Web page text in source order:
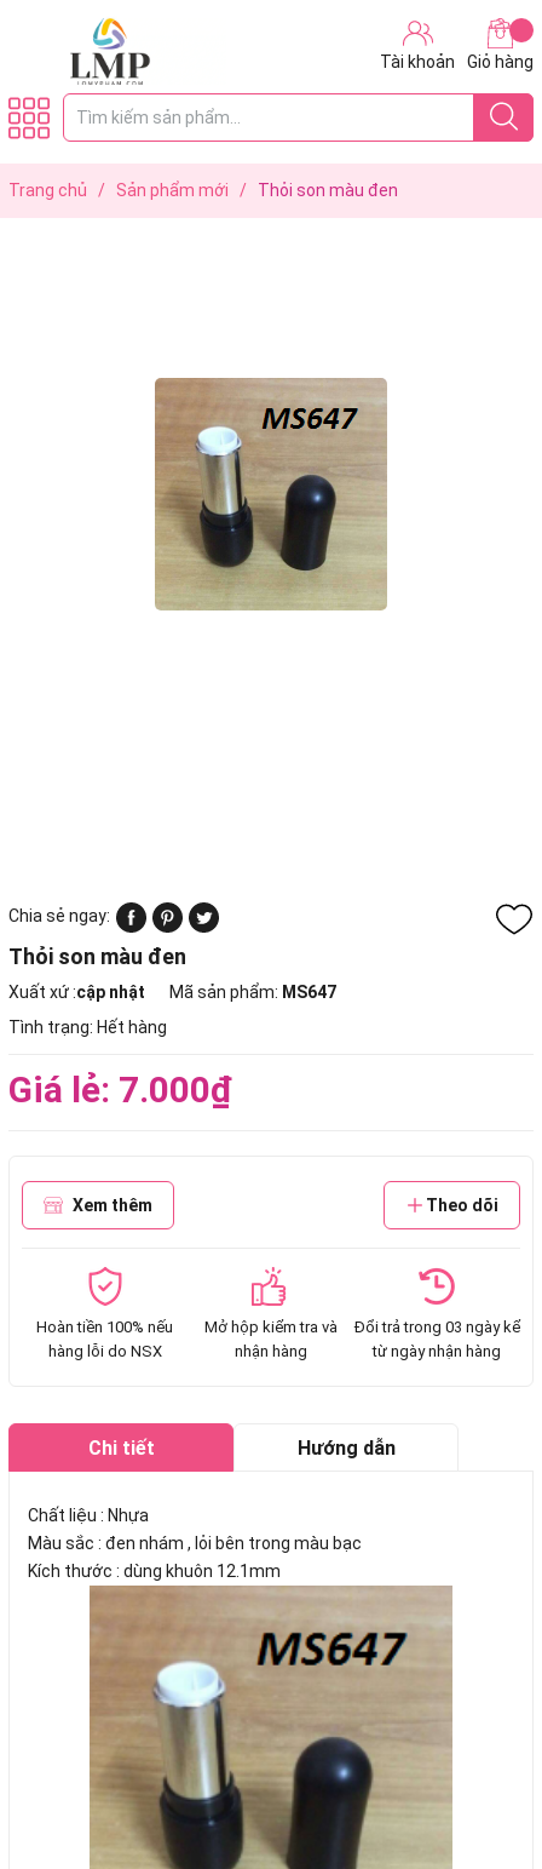
Tài khoản Giỏ hàng
Trang chủ / Sản phẩm mới / Thỏi son màu đen
Chia sẻ ngay:
Thỏi son màu đen
Xuất xứ :cập nhật Mã sản phẩm: MS647
Tình trạng: Hết hàng
Giá lẻ: 7.000₫
Xem thêm Theo dõi
Hoàn tiền 100% nếu
hàng lỗi do NSX
Mở hộp kiểm tra và
nhận hàng
Đổi trả trong 03 ngày kể
từ ngày nhận hàng
Chi tiết Hướng dẫn
Chất liệu : Nhựa
Màu sắc : đen nhám , lỏi bên trong màu bạc
Kích thước : dùng khuôn 12.1mm